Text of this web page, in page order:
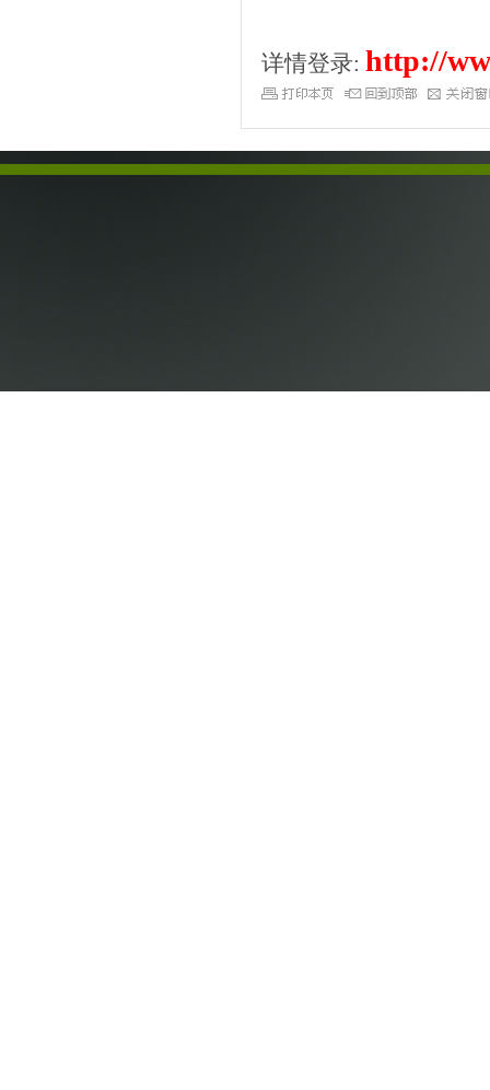
详情登录: http://